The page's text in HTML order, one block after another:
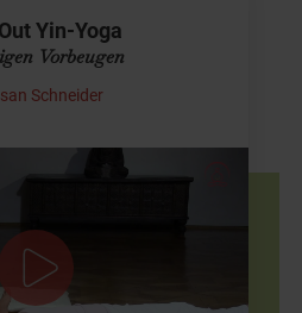
Yin-Yoga
Vorbeugen
Schneider
wenig sprechen, damit Du viel
der Musik hast. Körperlich
Vorbeugen, die ja für ihre
beruhigende…